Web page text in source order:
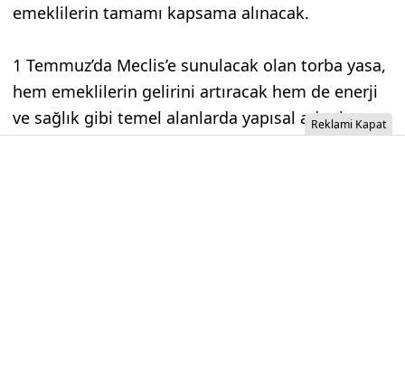
emeklilerin tamamı kapsama alınacak.
1 Temmuz’da Meclis’e sunulacak olan torba yasa,
hem emeklilerin gelirini artıracak hem de enerji
ve sağlık gibi temel alanlarda yapısal adımlar
Reklami Kapat